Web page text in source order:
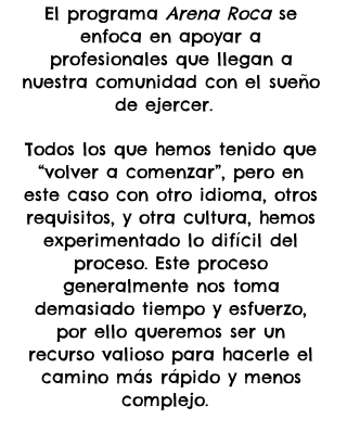
El programa Arena Rocase
enfoca en apoyar a
profesionales que llegan a
nuestra comunidad con el sueño
de ejercer.
Todos los que hemos tenido que
“volver a comenzar”, pero en
este caso con otro idioma, otros
requisitos, y otra cultura, hemos
experimentado lo difícil del
proceso. Este proceso
generalmente nos toma
demasiado tiempo y esfuerzo,
por ello queremos ser un
recurso valioso para hacerle el
camino más rápido y menos
complejo.